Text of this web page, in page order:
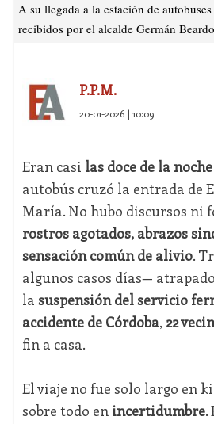
A su llegada a la estación de
recibidos por el alcalde Germán
P.P.M.
20-01-2026 | 10:09
Eran casi las doce de la noche
autobús cruzó la entrada de
María. No hubo discursos ni
rostros agotados, abrazos
sensación común de alivio.
algunos casos días—
la suspensión del servicio
accidente de Córdoba, 22
fin a casa.
El viaje no fue solo largo en
sobre todo en incertidumbre.